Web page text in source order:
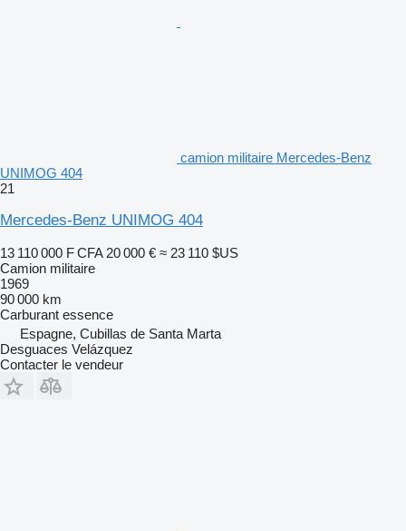
camion militaire Mercedes-Benz
UNIMOG 404
21
Mercedes-Benz UNIMOG 404
13 110 000 F CFA 20 000 € ≈ 23 110 $US
Camion militaire
1969
90 000 km
Carburant essence
Espagne, Cubillas de Santa Marta
Desguaces Velázquez
Contacter le vendeur